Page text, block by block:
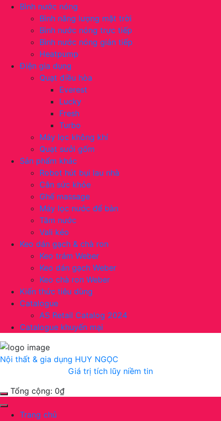
Bình nước nóng
Bình năng lượng mặt trời
Bình nước nóng trực tiếp
Bình nước nóng gián tiếp
Heatpump
Điện gia dụng
Quạt điều hòa
Everest
Lucky
Fresh
Turbo
Máy lọc không khí
Quạt sưởi gốm
Sản phẩm khác
Robot hút bụi lau nhà
Cân sức khỏe
Ghế massage
Máy lọc nước để bàn
Tăm nước
Vali kéo
Keo dán gạch & chà ron
Keo trám Weber
Keo dán gạch Weber
Keo chà ron Weber
Kiến thức tiêu dùng
Catalogue
AS Retail Catalog 2024
Catalogue khuyến mại
Nội thất & gia dụng HUY NGỌC
Giá trị tích lũy niềm tin
Tổng cộng: 0₫
Trang chủ